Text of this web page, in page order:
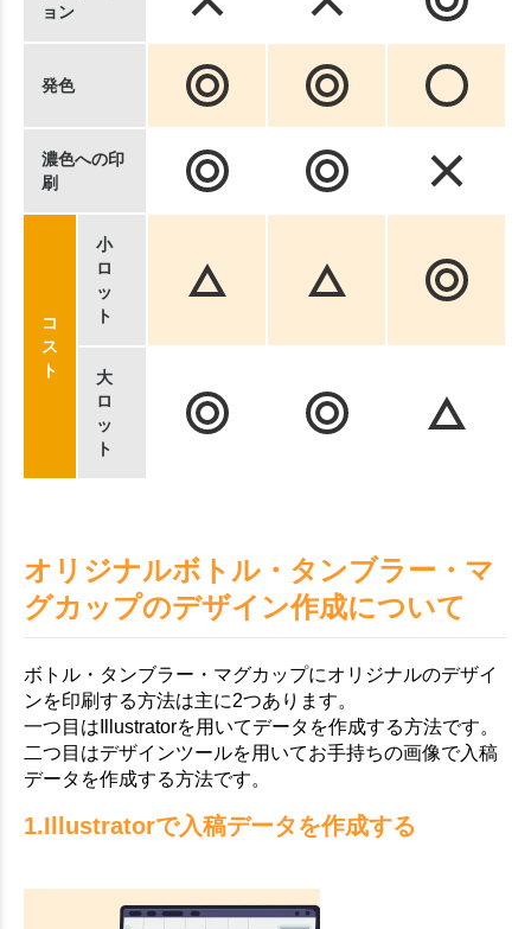
ョン
発色
濃色への印
刷
コ
ス
ト
小
ロ
ッ
ト
大
ロ
ッ
ト
オリジナルボトル・タンブラー・マ
グカップのデザイン作成について
ボトル・タンブラー・マグカップにオリジナルのデザイ
ンを印刷する方法は主に2つあります。
一つ目はIllustratorを用いてデータを作成する方法です。
二つ目はデザインツールを用いてお手持ちの画像で入稿
データを作成する方法です。
1.Illustratorで入稿データを作成する